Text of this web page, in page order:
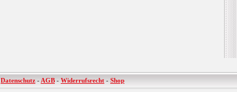
Datenschutz - AGB - Widerrufsrecht - Shop